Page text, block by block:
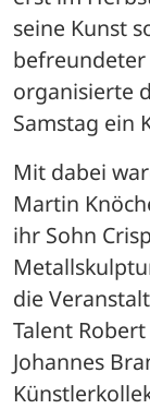
seine Kunst
organisierte
Samstag ein
Mit dabei
Martin
ihr Sohn
die
Talent
Johannes